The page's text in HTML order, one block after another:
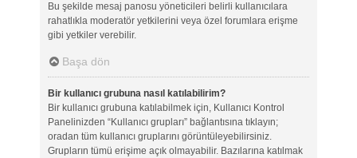
Bu şekilde mesaj panosu yöneticileri belirli kullanıcılara
rahatlıkla moderatör yetkilerini veya özel forumlara erişme
gibi yetkiler verebilir.
Başa dön
Bir kullanıcı grubuna nasıl katılabilirim?
Bir kullanıcı grubuna katılabilmek için, Kullanıcı Kontrol
Panelinizden “Kullanıcı grupları” bağlantısına tıklayın;
oradan tüm kullanıcı gruplarını görüntüleyebilirsiniz.
Grupların tümü erişime açık olmayabilir. Bazılarına katılmak